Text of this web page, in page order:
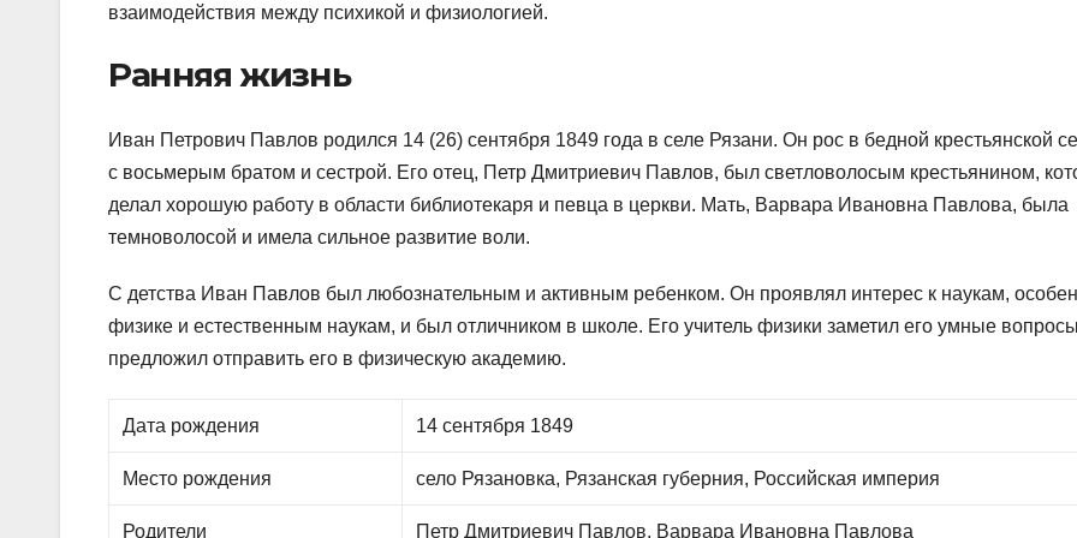
взаимодействия между психикой и физиологией.
Ранняя жизнь
Иван Петрович Павлов родился 14 (26) сентября 1849 года в селе Рязани. Он рос в бедной крестьянской
с восьмерым братом и сестрой. Его отец, Петр Дмитриевич Павлов, был светловолосым крестьянином,
делал хорошую работу в области библиотекаря и певца в церкви. Мать, Варвара Ивановна Павлова, была
темноволосой и имела сильное развитие воли.
С детства Иван Павлов был любознательным и активным ребенком. Он проявлял интерес к наукам,
физике и естественным наукам, и был отличником в школе. Его учитель физики заметил его умные
предложил отправить его в физическую академию.
Дата рождения 14 сентября 1849
Место рождения село Рязановка, Рязанская губерния, Российская империя
Родители Петр Дмитриевич Павлов, Варвара Ивановна Павлова